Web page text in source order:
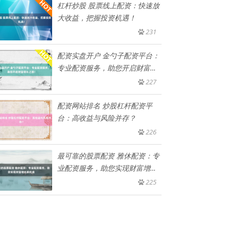
杠杆炒股 股票线上配资：快速放
大收益，把握投资机遇！
231
配资实盘开户 金勺子配资平台：
专业配资服务，助您开启财富增
227
配资网站排名 炒股杠杆配资平
台：高收益与风险并存？
226
最可靠的股票配资 雅休配资：专
业配资服务，助您实现财富增长
225